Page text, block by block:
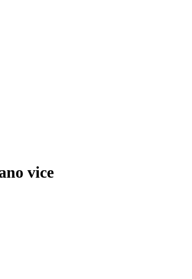
vice